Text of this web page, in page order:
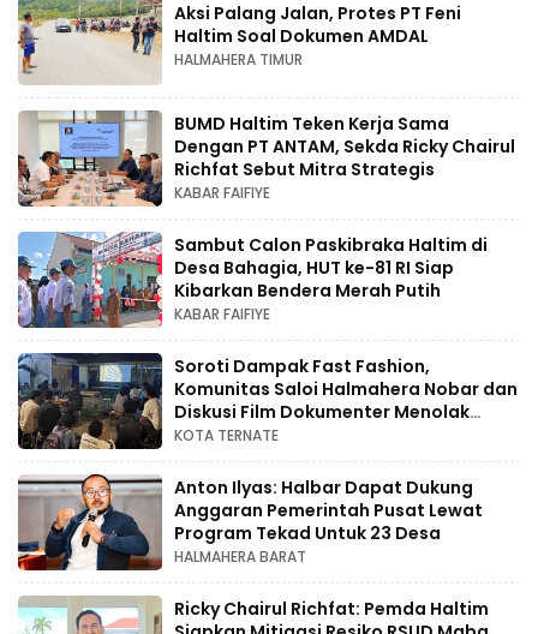
Aksi Palang Jalan, Protes PT Feni
Haltim Soal Dokumen AMDAL
HALMAHERA TIMUR
BUMD Haltim Teken Kerja Sama
Dengan PT ANTAM, Sekda Ricky Chairul
Richfat Sebut Mitra Strategis
KABAR FAIFIYE
Sambut Calon Paskibraka Haltim di
Desa Bahagia, HUT ke-81 RI Siap
Kibarkan Bendera Merah Putih
KABAR FAIFIYE
Soroti Dampak Fast Fashion,
Komunitas Saloi Halmahera Nobar dan
Diskusi Film Dokumenter Menolak
Punah
KOTA TERNATE
Anton Ilyas: Halbar Dapat Dukung
Anggaran Pemerintah Pusat Lewat
Program Tekad Untuk 23 Desa
HALMAHERA BARAT
Ricky Chairul Richfat: Pemda Haltim